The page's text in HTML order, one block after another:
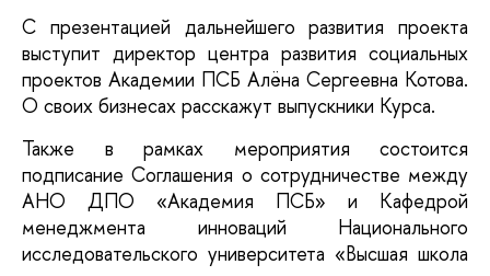
С презентацией дальнейшего развития проекта
выступит директор центра развития социальных
проектов Академии ПСБ Алёна Сергеевна Котова.
О своих бизнесах расскажут выпускники Курса.
Также в рамках мероприятия состоится
подписание Соглашения о сотрудничестве между
АНО ДПО «Академия ПСБ» и Кафедрой
менеджмента инноваций Национального
исследовательского университета «Высшая школа